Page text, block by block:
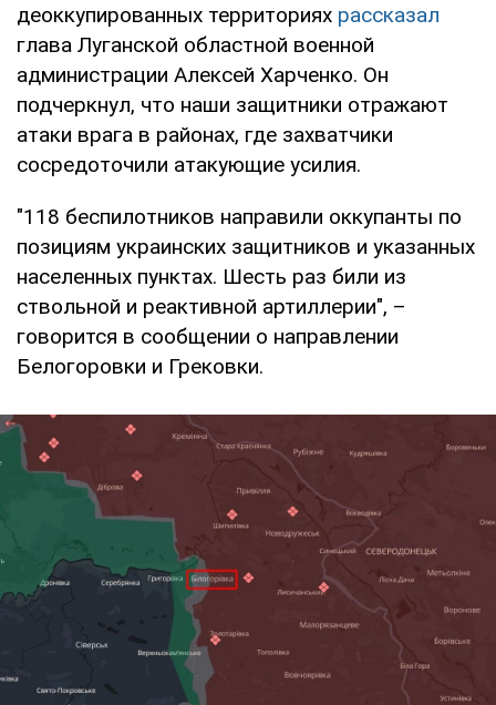
деоккупированных территориях рассказал
глава Луганской областной военной
администрации Алексей Харченко. Он
подчеркнул, что наши защитники отражают
атаки врага в районах, где захватчики
сосредоточили атакующие усилия.
"118 беспилотников направили оккупанты по
позициям украинских защитников и указанных
населенных пунктах. Шесть раз били из
ствольной и реактивной артиллерии", –
говорится в сообщении о направлении
Белогоровки и Грековки.